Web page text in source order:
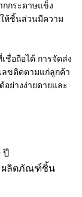
กกระดาษแข็ง
ห้ชิ้นส่วนมีความ
ชื่อถือได้ การจัดส่ง
ลขติดตามแก่ลูกค้า
อย่างง่ายดายและ
ปี
ะผลิตภัณฑ์ชิ้น